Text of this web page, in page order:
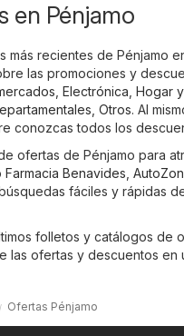
en Pénjamo
recientes de Pénjamo
las promociones y
Electrónica Hogar
Otros. Al
conozcas todos los
ofertas de Pénjamo para
Farmacia Benavides
fáciles y rápidas
folletos y catálogos de
ofertas y descuentos en
Ofertas Pénjamo